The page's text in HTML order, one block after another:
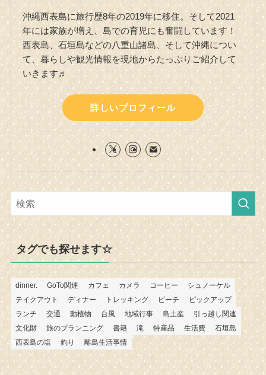
沖縄西表島に旅行歴8年の2019年に移住。そして2021
年には家族が増え、島での育児にも奮闘しています！
西表島、石垣島などの八重山諸島、そして沖縄につい
て、暮らしや観光情報を現地からたっぷりご紹介して
いきます♬
詳しいプロフィール
タグでも探せます☆
dinner. GoTo関連 カフェ カメラ コーヒー
シュノーケル
テイクアウト
ディナー トレッキング ビーチ
ピックアップ
ランチ
交通 動植物 台風 地域行事 島土産
引っ越し関連
文化財
旅のプランニング 書籍 滝 特産品 生活費
石垣島
西表島の塩
釣り 離島生活事情